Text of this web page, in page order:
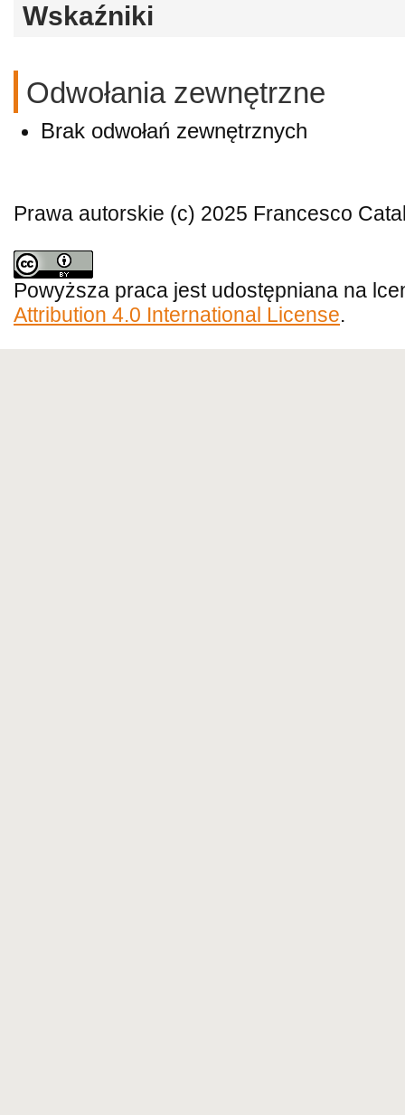
Wskaźniki
Odwołania zewnętrzne
Brak odwołań zewnętrznych
Prawa autorskie (c) 2025 Francesco
Powyższa praca jest udostępniana na
Attribution 4.0 International License.